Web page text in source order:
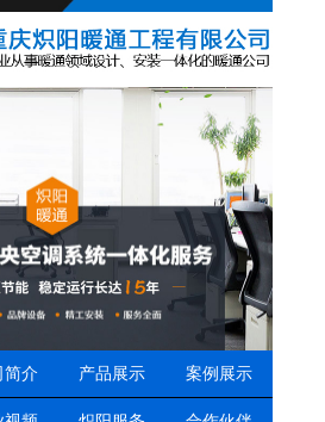
简介 产品展示 案例展示